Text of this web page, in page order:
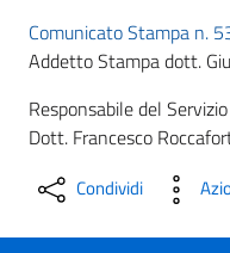
Comunicato Stampa n.
Addetto Stampa dott.
Responsabile del Servizio
Dott. Francesco
Condividi